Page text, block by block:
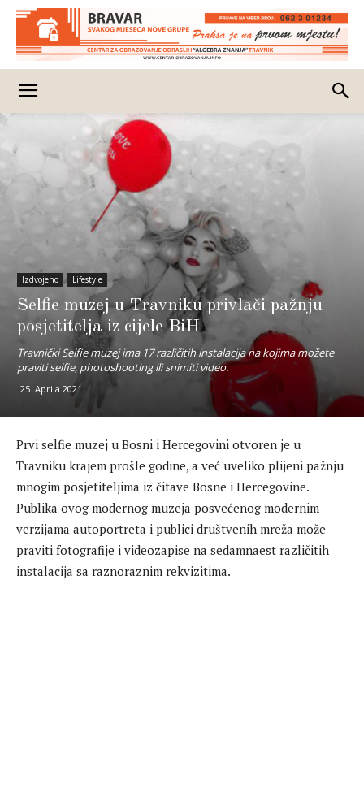
Izdvojeno Lifestyle
Selfie muzej u Travniku privlači pažnju
posjetitelja iz cijele BiH
Travnički Selfie muzej ima 17 različitih instalacija na kojima možete
praviti selfie, photoshooting ili snimiti video.
25. Aprila 2021.
Prvi selfie muzej u Bosni i Hercegovini otvoren je u
Travniku krajem prošle godine, a već uveliko plijeni pažnju
mnogim posjetiteljima iz čitave Bosne i Hercegovine.
Publika ovog modernog muzeja posvećenog modernim
verzijama autoportreta i publici društvenih mreža može
praviti fotografije i videozapise na sedamnaest različitih
instalacija sa raznoraznim rekvizitima.